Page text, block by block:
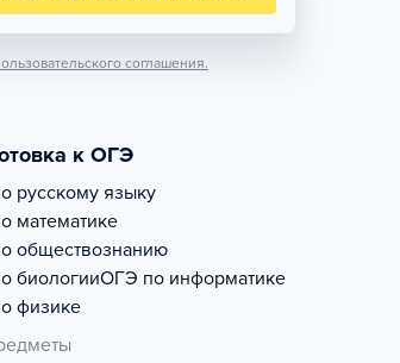
соглашения.
к ОГЭ
русскому языку
математике
обществознанию
биологииОГЭ по информатике
физике